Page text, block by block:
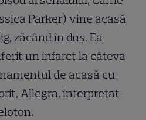
Parker) vine acasă
zăcând în duș. Ea
un infarct la câteva
de acasă cu
Allegra, interpretat